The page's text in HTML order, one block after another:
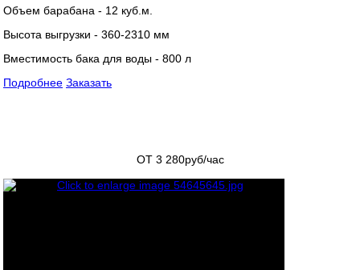
Объем барабана - 12 куб.м.
Высота выгрузки - 360-2310 мм
Вместимость бака для воды - 800 л
Подробнее Заказать
ОТ 3 280руб/час